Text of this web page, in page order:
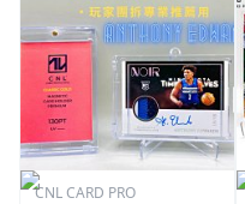
CNL CARD PRO